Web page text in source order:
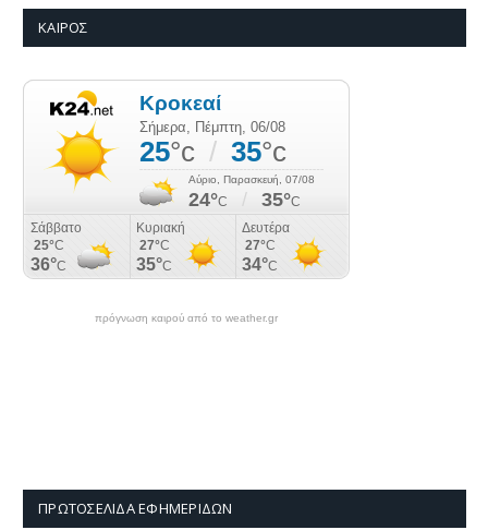
ΚΑΙΡΌΣ
πρόγνωση καιρού από το weather.gr
ΠΡΩΤΟΣΈΛΙΔΑ ΕΦΗΜΕΡΊΔΩΝ